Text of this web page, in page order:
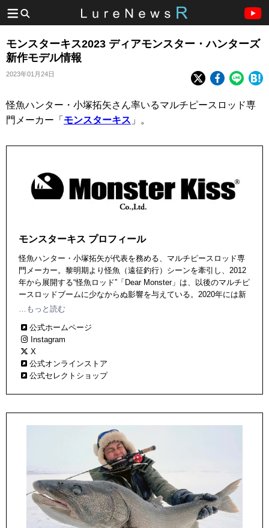
モンスターキス2023 ディアモンスター・ハンターズ
新作モデル情報
2023年01月24日
怪魚ハンター・小塚拓矢さん率いるマルチピースロッド専
門メーカー「 モンスターキス 」。
モンスターキス プロフィール
怪魚ハンター・小塚拓矢が代表を務める、マルチピースロッド専
門メーカー。黎明期より怪魚（遠征釣行）シーンを牽引し、2012
年から展開する“怪魚ロッド”「Dear Monster」は、以後のマルチピ
ースロッドブームに少なからぬ影響を与えている。2020年には新
ブランド「HUNTERS」を設立。海外からの更新など、リアルタ
…もっと読む
公式ホームページ
Instagram
X
公式オンラインストア
公式セレクトショップ